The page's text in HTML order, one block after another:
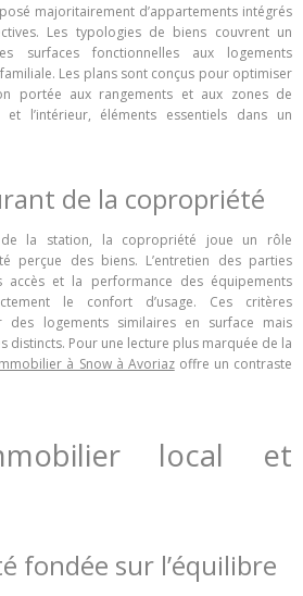
majoritairement d’appartements intégrés
Les typologies de biens couvrent un
surfaces fonctionnelles aux logements
Les plans sont conçus pour optimiser
portée aux rangements et aux zones de
et l’intérieur, éléments essentiels dans un
de la copropriété
de la station, la copropriété joue un rôle
perçue des biens. L’entretien des parties
accès et la performance des équipements
le confort d’usage. Ces critères
des logements similaires en surface mais
distincts. Pour une lecture plus marquée de la
à Snow à Avoriazoffre un contraste
local et
fondée sur l’équilibre